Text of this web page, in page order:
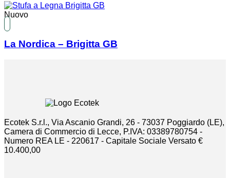
Nuovo
La Nordica – Brigitta GB
Ecotek S.r.l., Via Ascanio Grandi, 26 - 73037 Poggiardo (LE),
Camera di Commercio di Lecce, P.IVA: 03389780754 -
Numero REA LE - 220617 - Capitale Sociale Versato €
10.400,00